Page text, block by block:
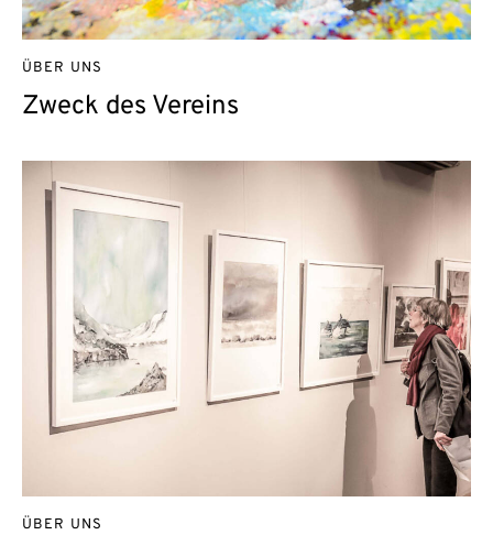
Zweck des Vereins
ÜBER UNS
ÜBER UNS